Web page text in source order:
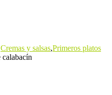
Cremas y salsas,Primeros platos